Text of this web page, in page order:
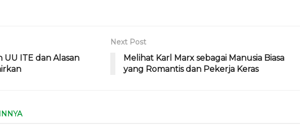
UU ITE dan Alasan
Next Post
Melihat Karl Marx sebagai Manusia Biasa
yang Romantis dan Pekerja Keras